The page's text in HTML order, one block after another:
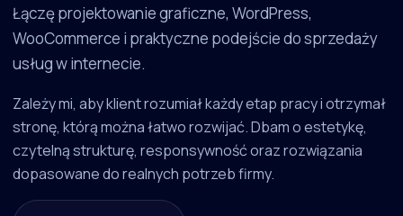
Łączę projektowanie graficzne, WordPress,
WooCommerce i praktyczne podejście do sprzedaży
usług w internecie.
Zależy mi, aby klient rozumiał każdy etap pracy i otrzymał
stronę, którą można łatwo rozwijać. Dbam o estetykę,
czytelną strukturę, responsywność oraz rozwiązania
dopasowane do realnych potrzeb firmy.